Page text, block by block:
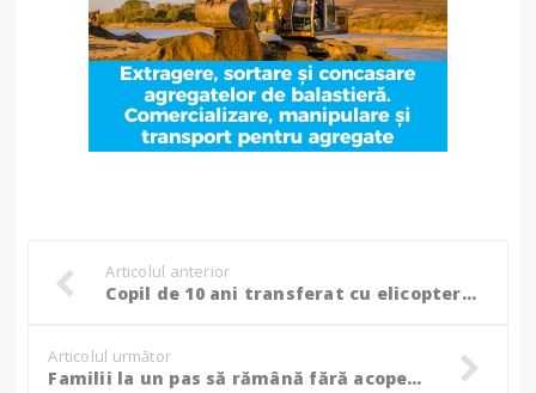
Articolul anterior
Copil de 10 ani transferat cu elicopterul la spital în Iași, după ce a căzut de la etajul I al unei clădiri dezafectate
Articolul următor
Familii la un pas să rămână fără acoperiș deasupra capului de sărbători, din cauza unor incendii